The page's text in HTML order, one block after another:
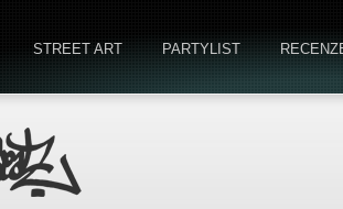
STREET ART PARTYLIST